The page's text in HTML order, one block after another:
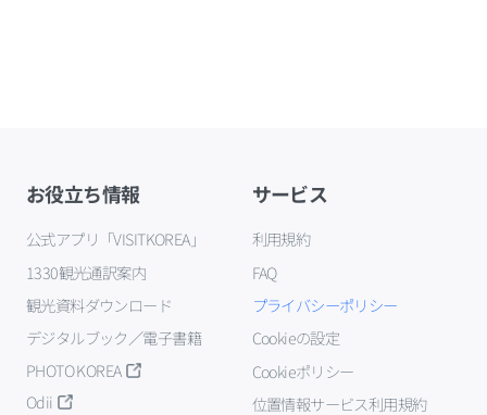
お役立ち情報
公式アプリ「VISITKOREA」
1330観光通訳案内
観光資料ダウンロード
デジタルブック／電子書籍
PHOTO KOREA
Odii
サービス
利用規約
FAQ
プライバシーポリシー
Cookieの設定
Cookieポリシー
位置情報サービス利用規約